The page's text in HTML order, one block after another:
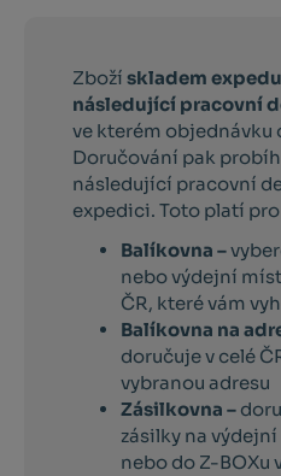
Zboží skladem
následující pracovní
ve kterém objednávku
Doručování pak
následující pracovní
expedici. Toto platí
Balíkovna –
nebo výdejní
ČR, které vám
Balíkovna na
doručuje v celé
vybranou adresu
Zásilkovna –
zásilky na
nebo do Z-BOXu